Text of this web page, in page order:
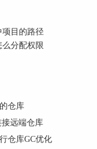
要的数据积
和恢复机制，
数据。对于
的备份功
，包括所有的
项目的路径
么分配权限
仓库
远端仓库
仓库GC优化